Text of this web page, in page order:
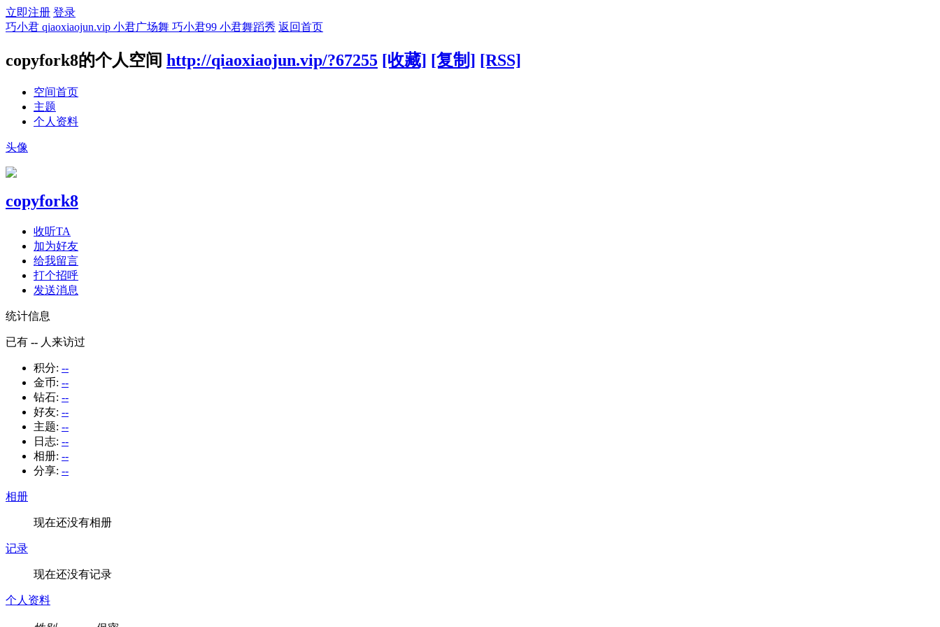
立即注册 登录
巧小君 qiaoxiaojun.vip 小君广场舞 巧小君99 小君舞蹈秀 返回首页
copyfork8的个人空间 http://qiaoxiaojun.vip/?67255 [收藏] [复制] [RSS]
空间首页
主题
个人资料
头像
copyfork8
收听TA
加为好友
给我留言
打个招呼
发送消息
统计信息
已有 -- 人来访过
积分: --
金币: --
钻石: --
好友: --
主题: --
日志: --
相册: --
分享: --
相册
现在还没有相册
记录
现在还没有记录
个人资料